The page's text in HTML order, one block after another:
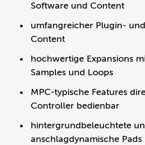
Software und Content
umfangreicher Plugin-
Content
hochwertige Expansions
Samples und Loops
MPC-typische Features
Controller bedienbar
hintergrundbeleuchtete
anschlagdynamische Pads